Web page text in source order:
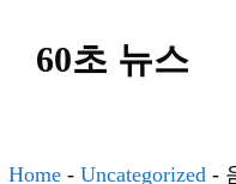
건
60초 뉴스
Home - Uncategorized -